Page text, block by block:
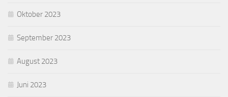
Oktober 2023
September 2023
August 2023
Juni 2023